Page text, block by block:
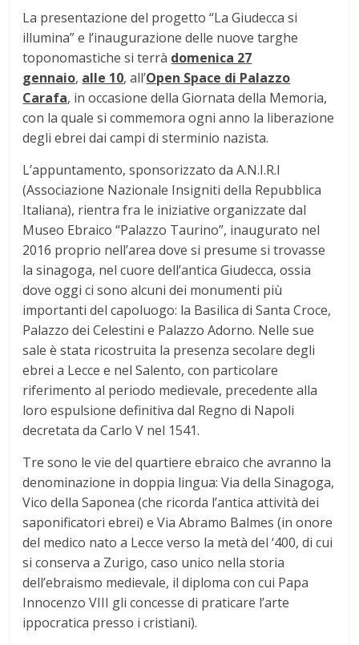
La presentazione del progetto “La Giudecca si
illumina” e l’inaugurazione delle nuove targhe
toponomastiche si terrà domenica 27
gennaio, alle 10, all’Open Space di Palazzo
Carafa, in occasione della Giornata della Memoria,
con la quale si commemora ogni anno la liberazione
degli ebrei dai campi di sterminio nazista.
L’appuntamento, sponsorizzato da A.N.I.R.I
(Associazione Nazionale Insigniti della Repubblica
Italiana), rientra fra le iniziative organizzate dal
Museo Ebraico “Palazzo Taurino”, inaugurato nel
2016 proprio nell’area dove si presume si trovasse
la sinagoga, nel cuore dell’antica Giudecca, ossia
dove oggi ci sono alcuni dei monumenti più
importanti del capoluogo: la Basilica di Santa Croce,
Palazzo dei Celestini e Palazzo Adorno. Nelle sue
sale è stata ricostruita la presenza secolare degli
ebrei a Lecce e nel Salento, con particolare
riferimento al periodo medievale, precedente alla
loro espulsione definitiva dal Regno di Napoli
decretata da Carlo V nel 1541.
Tre sono le vie del quartiere ebraico che avranno la
denominazione in doppia lingua: Via della Sinagoga,
Vico della Saponea (che ricorda l’antica attività dei
saponificatori ebrei) e Via Abramo Balmes (in onore
del medico nato a Lecce verso la metà del ‘400, di cui
si conserva a Zurigo, caso unico nella storia
dell’ebraismo medievale, il diploma con cui Papa
Innocenzo VIII gli concesse di praticare l’arte
ippocratica presso i cristiani).